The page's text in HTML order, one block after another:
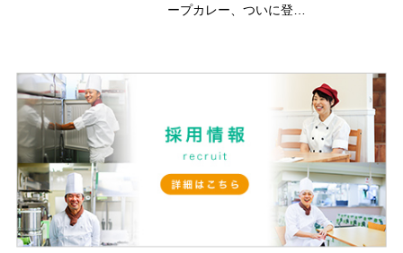
ープカレー、ついに登…